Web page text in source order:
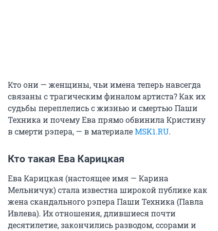
Кто они — женщины, чьи имена теперь навсегда
связаны с трагическим финалом артиста? Как их
судьбы переплелись с жизнью и смертью Паши
Техника и почему Ева прямо обвинила Кристину
в смерти рэпера, — в материалеMSK1.RU.
Кто такая Ева Карицкая
Ева Карицкая (настоящее имя — Карина
Мельничук) стала известна широкой публике как
жена скандального рэпера Паши Техника (Павла
Ивлева). Их отношения, длившиеся почти
десятилетие, закончились разводом, ссорами и